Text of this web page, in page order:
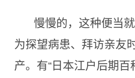
慢慢的，这种便当
为探望病患、拜访亲友
产。有“日本江户后期